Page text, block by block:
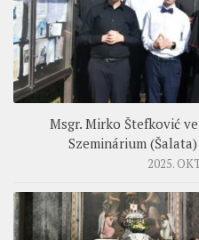
Msgr. Mirko Štefković
Szeminárium
2025.